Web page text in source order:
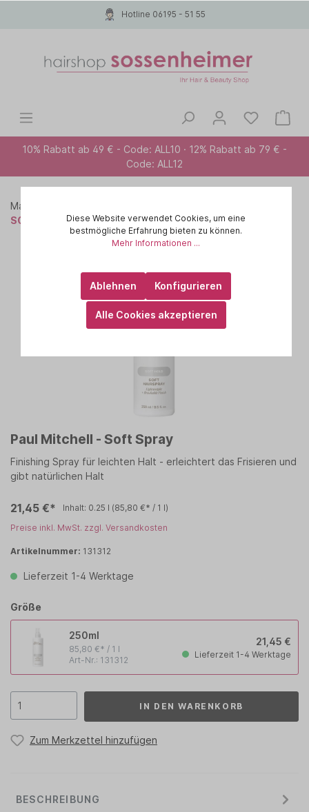
Hotline 06195 - 51 55
10% Rabatt ab 49 € - Code: ALL10 · 12% Rabatt ab 79 € -
Code: ALL12
Marken A-Z
SOFT STYLE - Sanftes Styling
Paul Mitchell - Soft Spray
Finishing Spray für leichten Halt - erleichtert das Frisieren und
gibt natürlichen Halt
21,45 €* Inhalt: 0.25 l (85,80 €* / 1 l)
Preise inkl. MwSt. zzgl. Versandkosten
Artikelnummer: 131312
Lieferzeit 1-4 Werktage
Größe
250ml
85,80 €* / 1 l
Art-Nr.: 131312
21,45 €
Lieferzeit 1-4 Werktage
IN DEN WARENKORB
Zum Merkzettel hinzufügen
BESCHREIBUNG
Diese Website verwendet Cookies, um eine
bestmögliche Erfahrung bieten zu können.
Mehr Informationen ...
Ablehnen Konfigurieren
Alle Cookies akzeptieren